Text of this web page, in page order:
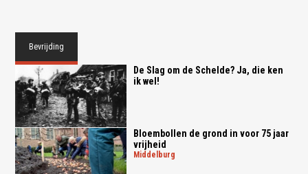
Bevrijding
De Slag om de Schelde? Ja, die ken
ik wel!
Bloembollen de grond in voor 75 jaar
vrijheid
middelburg